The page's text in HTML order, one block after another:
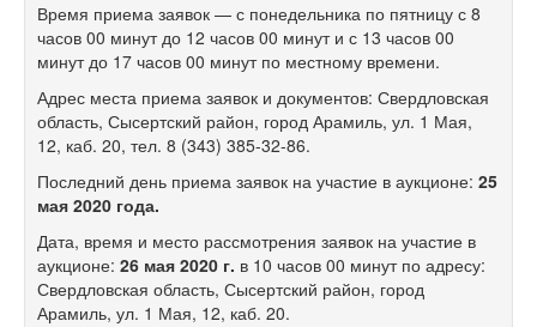
Время приема заявок — с понедельника по пятницу с 8
часов 00 минут до 12 часов 00 минут и с 13 часов 00
минут до 17 часов 00 минут по местному времени.
Адрес места приема заявок и документов: Свердловская
область, Сысертский район, город Арамиль, ул. 1 Мая,
12, каб. 20, тел. 8 (343) 385-32-86.
Последний день приема заявок на участие в аукционе: 25
мая 2020 года.
Дата, время и место рассмотрения заявок на участие в
аукционе: 26 мая 2020 г. в 10 часов 00 минут по адресу:
Свердловская область, Сысертский район, город
Арамиль, ул. 1 Мая, 12, каб. 20.